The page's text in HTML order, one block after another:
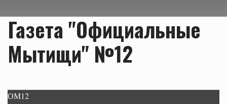
Газета "Официальные
Мытищи" №12
ОМ12